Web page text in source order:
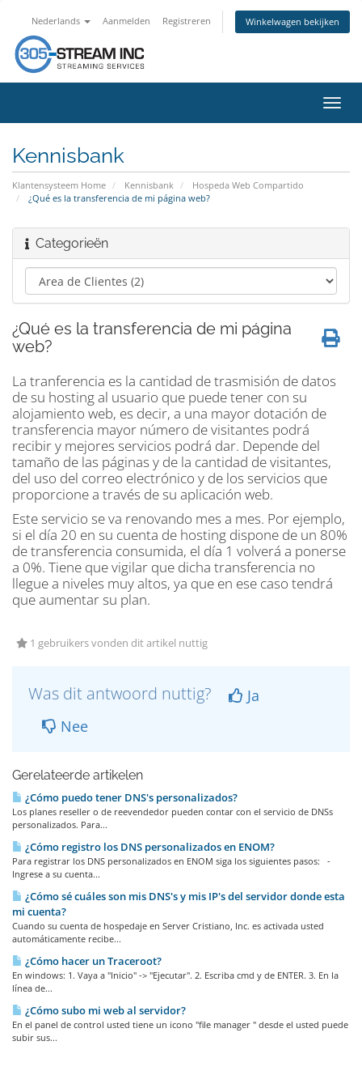
Nederlands Aanmelden Registreren Winkelwagen bekijken
in-/
Kennisbank
Klantensysteem Home Kennisbank
Hospeda Web Compartido
¿Qué es la transferencia de mi página web?
Categorieën
¿Qué es la transferencia de mi página
web?
La tranferencia es la cantidad de trasmisión de datos
de su hosting al usuario que puede tener con su
alojamiento web, es decir, a una mayor dotación de
transferencia mayor número de visitantes podrá
recibir y mejores servicios podrá dar. Depende del
tamaño de las páginas y de la cantidad de visitantes,
del uso del correo electrónico y de los servicios que
proporcione a través de su aplicación web.
Este servicio se va renovando mes a mes. Por ejemplo,
si el día 20 en su cuenta de hosting dispone de un 80%
de transferencia consumida, el día 1 volverá a ponerse
a 0%. Tiene que vigilar que dicha transferencia no
llegue a niveles muy altos, ya que en ese caso tendrá
que aumentar su plan.
1 gebruikers vonden dit artikel nuttig
Was dit antwoord nuttig?
Ja
Nee
Gerelateerde artikelen
¿Cómo puedo tener DNS's personalizados?
Los planes reseller o de reevendedor pueden contar con el servicio de DNSs
personalizados. Para...
¿Cómo registro los DNS personalizados en ENOM?
Para registrar los DNS personalizados en ENOM siga los siguientes pasos: -
Ingrese a su cuenta...
¿Cómo sé cuáles son mis DNS's y mis IP's del servidor donde esta
mi cuenta?
Cuando su cuenta de hospedaje en Server Cristiano, Inc. es activada usted
automáticamente recibe...
¿Cómo hacer un Traceroot?
En windows: 1. Vaya a "Inicio" -> "Ejecutar". 2. Escriba cmd y de ENTER. 3. En la
línea de...
¿Cómo subo mi web al servidor?
En el panel de control usted tiene un icono "file manager " desde el usted puede
subir sus...